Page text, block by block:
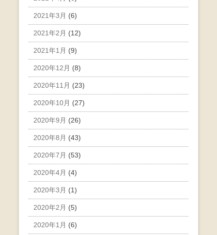
2021年3月 (6)
2021年2月 (12)
2021年1月 (9)
2020年12月 (8)
2020年11月 (23)
2020年10月 (27)
2020年9月 (26)
2020年8月 (43)
2020年7月 (53)
2020年4月 (4)
2020年3月 (1)
2020年2月 (5)
2020年1月 (6)